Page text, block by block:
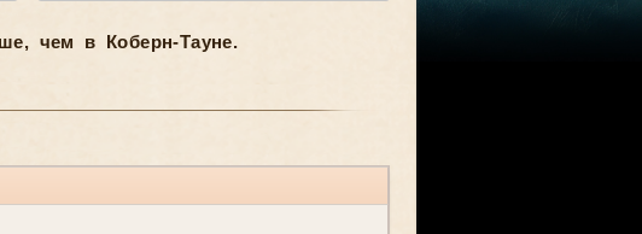
чем в Коберн-Тауне.